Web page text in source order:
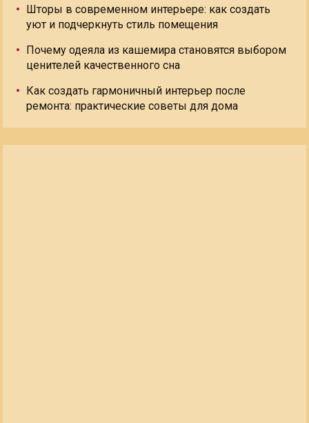
Шторы в современном интерьере: как создать
уют и подчеркнуть стиль помещения
Почему одеяла из кашемира становятся выбором
ценителей качественного сна
Как создать гармоничный интерьер после
ремонта: практические советы для дома